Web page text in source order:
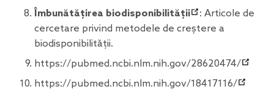
Îmbunătățirea biodisponibilității
: Articole de
cercetare privind metodele de creștere a
biodisponibilității.
https://pubmed.ncbi.nlm.nih.gov/28620474/
https://pubmed.ncbi.nlm.nih.gov/18417116/